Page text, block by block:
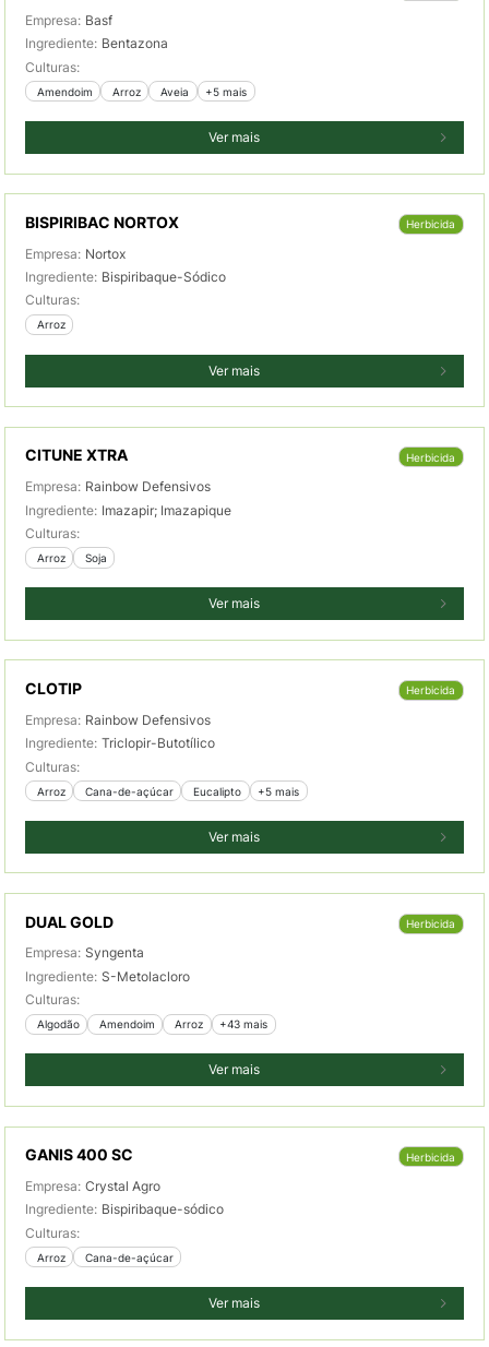
Empresa: Basf
Ingrediente: Bentazona
Culturas:
Amendoim Arroz Aveia +5 mais
Ver mais
BISPIRIBAC NORTOX Herbicida
Empresa: Nortox
Ingrediente: Bispiribaque-Sódico
Culturas:
Arroz
Ver mais
CITUNE XTRA Herbicida
Empresa: Rainbow Defensivos
Ingrediente: Imazapir; Imazapique
Culturas:
Arroz Soja
Ver mais
CLOTIP Herbicida
Empresa: Rainbow Defensivos
Ingrediente: Triclopir-Butotílico
Culturas:
Arroz Cana-de-açúcar Eucalipto +5 mais
Ver mais
DUAL GOLD Herbicida
Empresa: Syngenta
Ingrediente: S-Metolacloro
Culturas:
Algodão Amendoim Arroz +43 mais
Ver mais
GANIS 400 SC Herbicida
Empresa: Crystal Agro
Ingrediente: Bispiribaque-sódico
Culturas:
Arroz Cana-de-açúcar
Ver mais